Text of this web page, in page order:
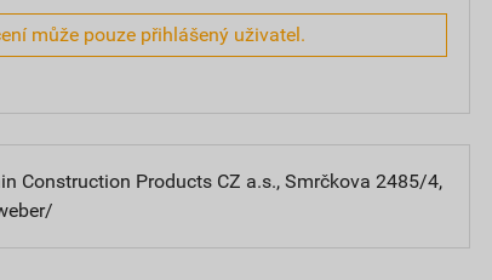
může pouze přihlášený uživatel.
Construction Products CZ a.s., Smrčkova 2485/4,